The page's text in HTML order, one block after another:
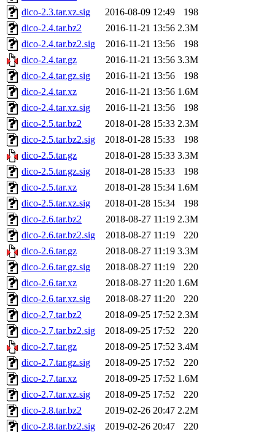
dico-2.3.tar.xz.sig
2016-08-09 12:49
198
dico-2.4.tar.bz2
2016-11-21 13:56 2.3M
dico-2.4.tar.bz2.sig
2016-11-21 13:56
198
dico-2.4.tar.gz
2016-11-21 13:56 3.3M
dico-2.4.tar.gz.sig
2016-11-21 13:56
198
dico-2.4.tar.xz
2016-11-21 13:56 1.6M
dico-2.4.tar.xz.sig
2016-11-21 13:56
198
dico-2.5.tar.bz2
2018-01-28 15:33 2.3M
dico-2.5.tar.bz2.sig
2018-01-28 15:33
198
dico-2.5.tar.gz
2018-01-28 15:33 3.3M
dico-2.5.tar.gz.sig
2018-01-28 15:33
198
dico-2.5.tar.xz
2018-01-28 15:34 1.6M
dico-2.5.tar.xz.sig
2018-01-28 15:34
198
dico-2.6.tar.bz2
2018-08-27 11:19 2.3M
dico-2.6.tar.bz2.sig
2018-08-27 11:19
220
dico-2.6.tar.gz
2018-08-27 11:19 3.3M
dico-2.6.tar.gz.sig
2018-08-27 11:19
220
dico-2.6.tar.xz
2018-08-27 11:20 1.6M
dico-2.6.tar.xz.sig
2018-08-27 11:20
220
dico-2.7.tar.bz2
2018-09-25 17:52 2.3M
dico-2.7.tar.bz2.sig
2018-09-25 17:52
220
dico-2.7.tar.gz
2018-09-25 17:52 3.4M
dico-2.7.tar.gz.sig
2018-09-25 17:52
220
dico-2.7.tar.xz
2018-09-25 17:52 1.6M
dico-2.7.tar.xz.sig
2018-09-25 17:52
220
dico-2.8.tar.bz2
2019-02-26 20:47 2.2M
dico-2.8.tar.bz2.sig
2019-02-26 20:47
220